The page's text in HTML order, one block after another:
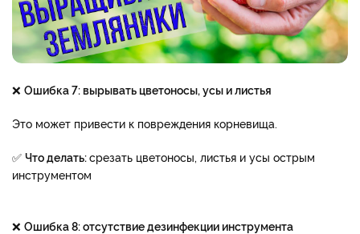
❌ Ошибка 7: вырывать цветоносы, усы и листья
Это может привести к повреждения корневища.
✅ Что делать:срезать цветоносы, листья и усы острым
инструментом
❌ Ошибка 8: отсутствие дезинфекции инструмента